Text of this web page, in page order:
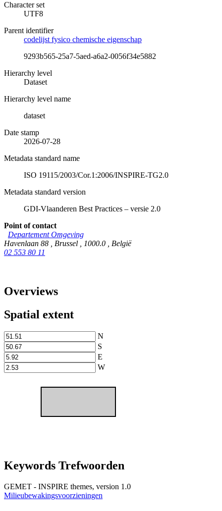
Character set
UTF8
Parent identifier
codelijst fysico chemische eigenschap
9293b565-25a7-5aed-a6a2-0056f34e5882
Hierarchy level
Dataset
Hierarchy level name
dataset
Date stamp
2026-07-28
Metadata standard name
ISO 19115/2003/Cor.1:2006/INSPIRE-TG2.0
Metadata standard version
GDI-Vlaanderen Best Practices – versie 2.0
Point of contact
Departement Omgeving
Havenlaan 88
Brussel 1000.0
België
02 553 80 11
Overviews
Spatial extent
N
S
E
W
Keywords Trefwoorden
GEMET - INSPIRE themes, version 1.0
Milieubewakingsvoorzieningen